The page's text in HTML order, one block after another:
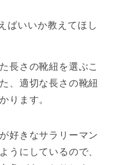
ばいいか教えてほし
長さの靴紐を選ぶこ
、適切な長さの靴紐
ります。
好きなサラリーマン
うにしているので、